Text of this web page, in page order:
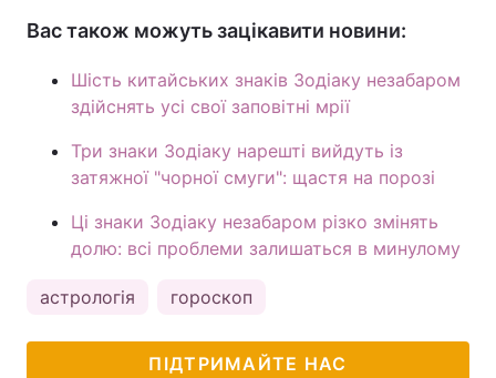
Вас також можуть зацікавити новини:
Шість китайських знаків Зодіаку незабаром
здійснять усі свої заповітні мрії
Три знаки Зодіаку нарешті вийдуть із
затяжної "чорної смуги": щастя на порозі
Ці знаки Зодіаку незабаром різко змінять
долю: всі проблеми залишаться в минулому
астрологія гороскоп
ПІДТРИМАЙТЕ НАС